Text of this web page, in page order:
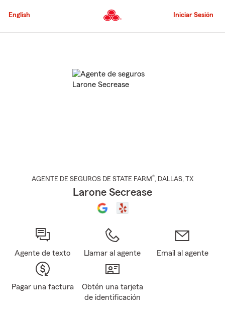
al
principal
English Iniciar Sesión
AGENTE DE SEGUROS DE STATE FARM®, DALLAS, TX
Larone Secrease
Agente de texto Llamar al agente Email al agente
Pagar una factura
Obtén una tarjeta
de identificación